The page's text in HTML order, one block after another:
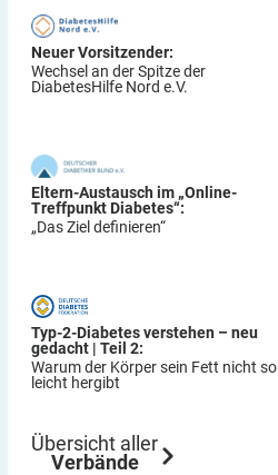
Neuer Vorsitzender:
Wechsel an der Spitze der
DiabetesHilfe Nord e.V.
Eltern-Austausch im „Online-
Treffpunkt Diabetes“:
„Das Ziel definieren“
Typ-2-Diabetes verstehen – neu
gedacht | Teil 2:
Warum der Körper sein Fett nicht so
leicht hergibt
Übersicht aller
Verbände